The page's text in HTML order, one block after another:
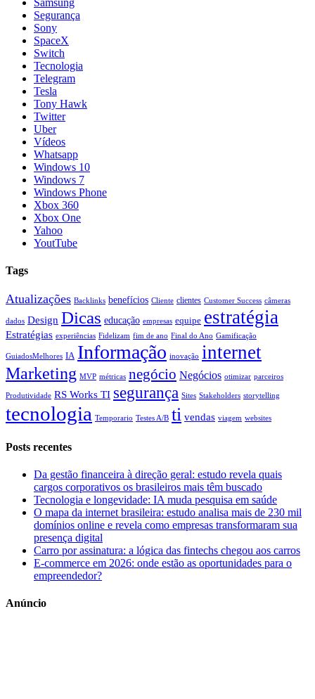
Segurança
Sony
SpaceX
Switch
Tecnologia
Telegram
Tesla
Tony Hawk
Twitter
Uber
Vídeos
Whatsapp
Windows 10
Windows 7
Windows Phone
Xbox 360
Xbox One
Yahoo
YoutTube
Tags
Atualizações Backlinks benefícios Cliente clientes Customer Success câmeras
dados Design Dicas educação empresas equipe estratégia
Estratégias experiências Fidelizam fim de ano Final do Ano Gamificação
GuiadosMelhores IA Informação inovação internet
Marketing MVP métricas negócio Negócios otimizar parceiros
Produtividade RS Works TI segurança Sites Stakeholders storytelling
tecnologia Temporario Testes A/B ti vendas viagem websites
Posts recentes
Da gestão financeira à direção geral: estudo revela quais
cargos corporativos os brasileiros mais têm buscado
Tecnologia e longevidade: IA muda pesquisa em saúde
O mapa da internet brasileira: estudo analisa mais de 230 mil
domínios online e revela como empresas transformaram sua
presença digital
Carro por assinatura: a lógica das fintechs chegou aos carros
E-commerce em 2026: onde estão as oportunidades para o
empreendedor?
Anúncio